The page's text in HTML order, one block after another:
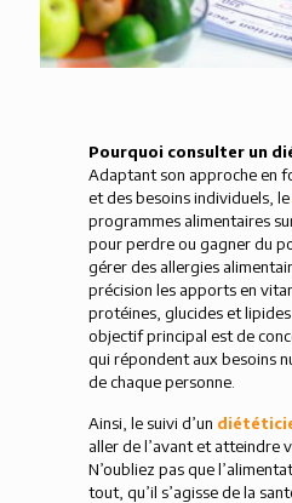
Pourquoi consulter un
Adaptant son approche en
et des besoins individuels, le
programmes alimentaires
pour perdre ou gagner du
gérer des allergies
précision les apports en
protéines, glucides et lipides
objectif principal est de
qui répondent aux besoins
de chaque personne.
Ainsi, le suivi d’un
aller de l’avant et atteindre
N’oubliez pas que
tout, qu’il s’agisse de la